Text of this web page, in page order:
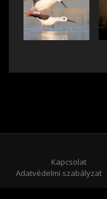
Kapcsolat
Adatvédelmi szabályzat